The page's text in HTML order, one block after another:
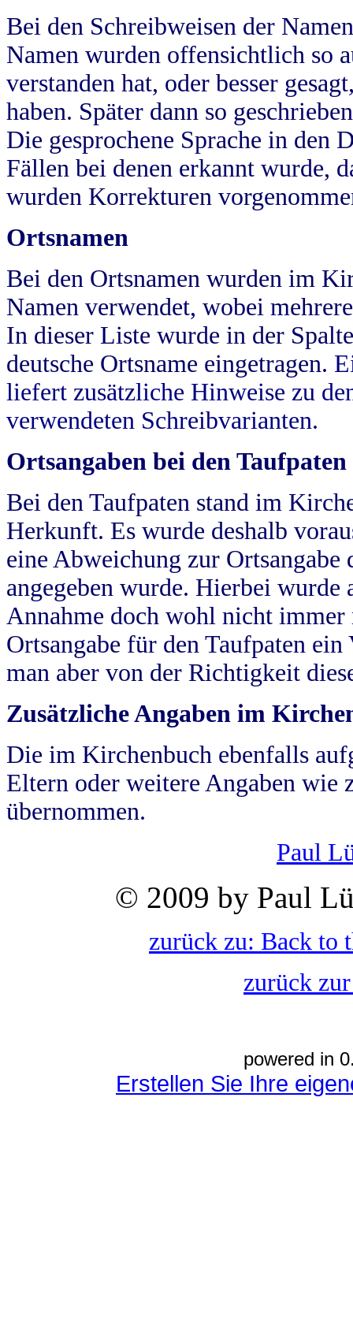
Bei den Schreibweisen der
Namen wurden offensichtlich so
verstanden hat, oder besser
haben. Später dann so
Die gesprochene Sprache in
Fällen bei denen erkannt wurde,
wurden Korrekturen
Ortsnamen
Bei den Ortsnamen wurden im
Namen verwendet, wobei
In dieser Liste wurde in der
deutsche Ortsname eingetragen.
liefert zusätzliche Hinweise zu
verwendeten Schreibvarianten.
Ortsangaben bei den Taufpaten
Bei den Taufpaten stand im
Herkunft. Es wurde deshalb
eine Abweichung zur
angegeben wurde. Hierbei wurde
Annahme doch wohl nicht
Ortsangabe für den Taufpaten
man aber von der Richtigkeit
Zusätzliche Angaben im
Die im Kirchenbuch ebenfalls
Eltern oder weitere Angaben wie
übernommen.
Paul
© 2009 by Paul
zurück zu: Back to
zurück
powered in
Erstellen Sie Ihre